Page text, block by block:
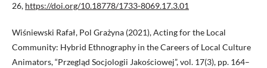
26, https://doi.org/10.18778/1733-8069.17.3.01
Wiśniewski Rafał, Pol Grażyna (2021), Acting for the Local
Community: Hybrid Ethnography in the Careers of Local Culture
Animators, “Przegląd Socjologii Jakościowej”, vol. 17(3), pp. 164–